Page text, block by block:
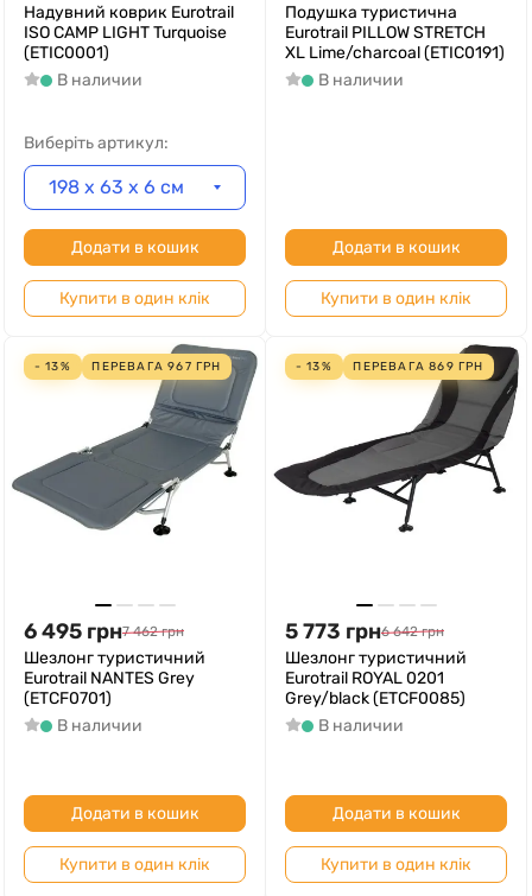
Надувний коврик Eurotrail
ISO CAMP LIGHT Turquoise
(ETIC0001)
В наличии
Виберіть артикул:
198 x 63 x 6 см
Додати в кошик
Купити в один клік
Подушка туристична
Eurotrail PILLOW STRETCH
XL Lime/charcoal (ETIC0191)
В наличии
Додати в кошик
Купити в один клік
- 13% ПЕРЕВАГА967 ГРН
6 495 грн7 462 грн
Шезлонг туристичний
Eurotrail NANTES Grey
(ETCF0701)
В наличии
Додати в кошик
Купити в один клік
- 13% ПЕРЕВАГА869 ГРН
5 773 грн6 642 грн
Шезлонг туристичний
Eurotrail ROYAL 0201
Grey/black (ETCF0085)
В наличии
Додати в кошик
Купити в один клік